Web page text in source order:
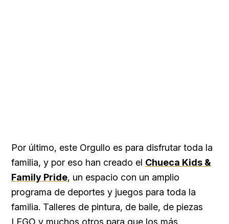
Por último, este Orgullo es para disfrutar toda la
familia, y por eso han creado el Chueca Kids &
Family Pride, un espacio con un amplio
programa de deportes y juegos para toda la
familia. Talleres de pintura, de baile, de piezas
LEGO y muchos otros para que los más